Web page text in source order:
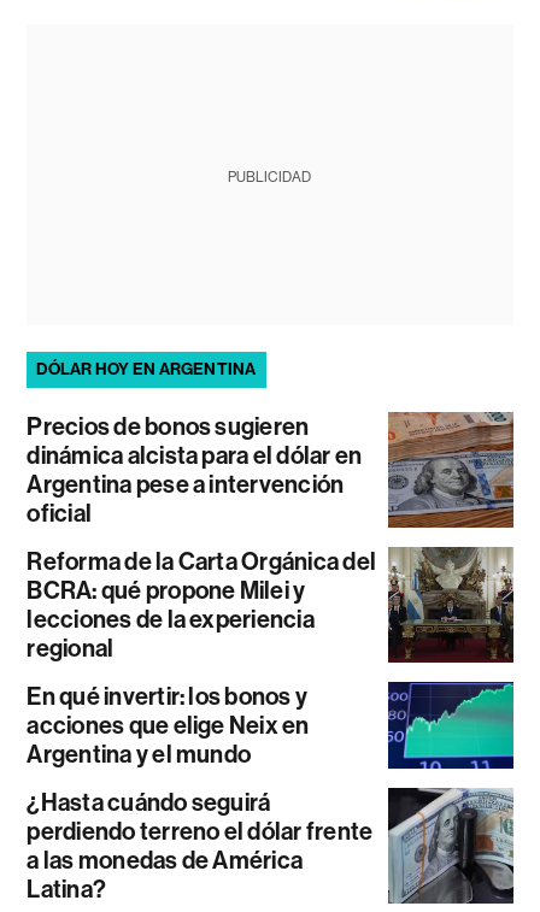
PUBLICIDAD
DÓLAR HOY EN ARGENTINA
Precios de bonos sugieren
dinámica alcista para el dólar en
Argentina pese a intervención
oficial
Reforma de la Carta Orgánica del
BCRA: qué propone Milei y
lecciones de la experiencia
regional
En qué invertir: los bonos y
acciones que elige Neix en
Argentina y el mundo
¿Hasta cuándo seguirá
perdiendo terreno el dólar frente
a las monedas de América
Latina?